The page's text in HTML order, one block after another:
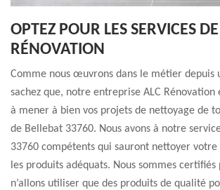
OPTEZ POUR LES SERVICES
RÉNOVATION
Comme nous œuvrons dans le métier depuis
sachez que, notre entreprise ALC
à mener à bien vos projets de nettoyage de
de Bellebat 33760. Nous avons à notre
33760 compétents qui sauront nettoyer
les produits adéquats. Nous sommes
n’allons utiliser que des produits de qualité